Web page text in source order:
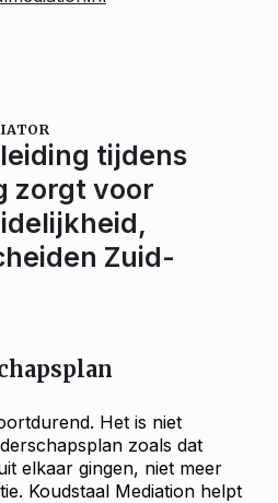
tijdens
zorgt voor
Zuid-
Het is niet
zoals dat
elkaar gingen, niet meer
Koudstaal Mediation helpt